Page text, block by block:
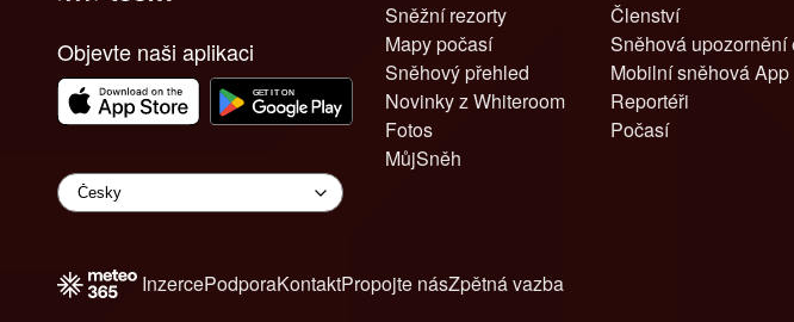
Objevte naši aplikaci
Sněžní rezorty
Mapy počasí
Sněhový přehled
Novinky z Whiteroom
Fotos
MůjSněh
Členství
Sněhová upozornění
Mobilní sněhová App
Reportéři
Počasí
InzercePodporaKontaktPropojte násZpětná vazba